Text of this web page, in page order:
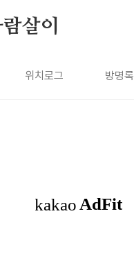
살이
위치로그 방명록